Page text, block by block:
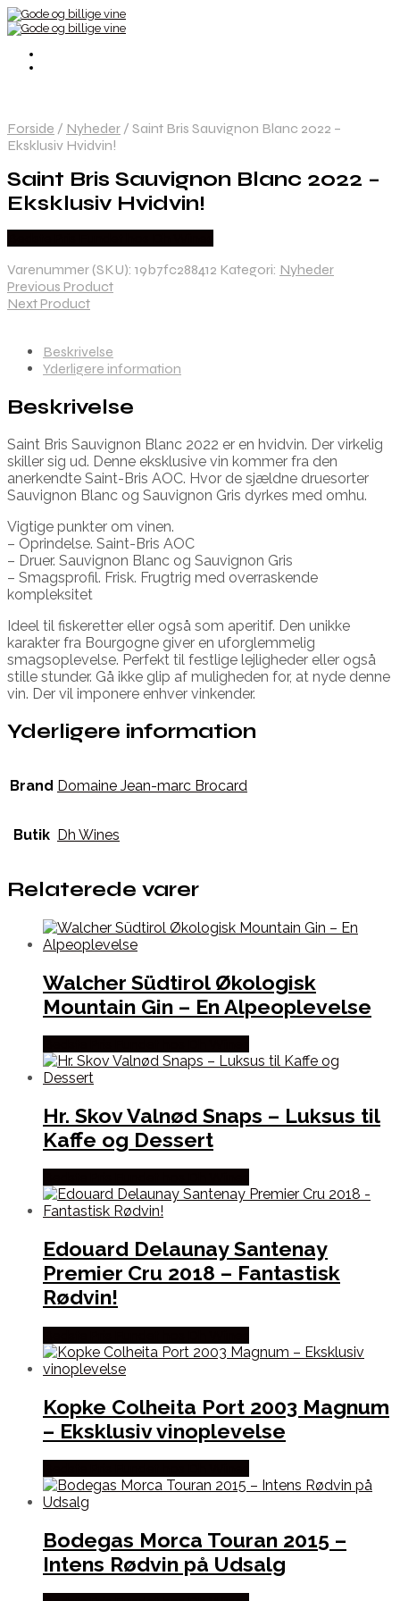
Forside / Nyheder / Saint Bris Sauvignon Blanc 2022 –
Eksklusiv Hvidvin!
Saint Bris Sauvignon Blanc 2022 –
Eksklusiv Hvidvin!
Varenummer (SKU): 19b7fc288412 Kategori: Nyheder
Previous Product
Next Product
Beskrivelse
Yderligere information
Beskrivelse
Saint Bris Sauvignon Blanc 2022 er en hvidvin. Der virkelig
skiller sig ud. Denne eksklusive vin kommer fra den
anerkendte Saint-Bris AOC. Hvor de sjældne druesorter
Sauvignon Blanc og Sauvignon Gris dyrkes med omhu.
Vigtige punkter om vinen.
– Oprindelse. Saint-Bris AOC
– Druer. Sauvignon Blanc og Sauvignon Gris
– Smagsprofil. Frisk. Frugtrig med overraskende
kompleksitet
Ideel til fiskeretter eller også som aperitif. Den unikke
karakter fra Bourgogne giver en uforglemmelig
smagsoplevelse. Perfekt til festlige lejligheder eller også
stille stunder. Gå ikke glip af muligheden for, at nyde denne
vin. Der vil imponere enhver vinkender.
Yderligere information
Brand Domaine Jean-marc Brocard
Butik Dh Wines
Relaterede varer
Walcher Südtirol Økologisk
Mountain Gin – En Alpeoplevelse
Hr. Skov Valnød Snaps – Luksus til
Kaffe og Dessert
Edouard Delaunay Santenay
Premier Cru 2018 – Fantastisk
Rødvin!
Kopke Colheita Port 2003 Magnum
– Eksklusiv vinoplevelse
Bodegas Morca Touran 2015 –
Intens Rødvin på Udsalg